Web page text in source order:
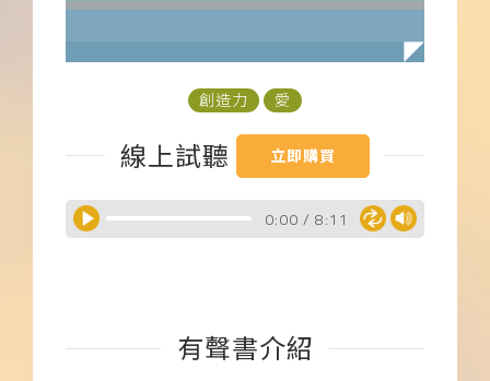
創造力 愛
線上試聽 立即購買
0:00 / 8:11
有聲書介紹